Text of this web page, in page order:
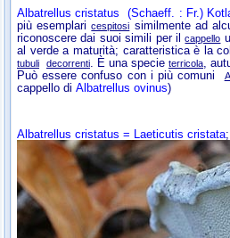
Albatrellus cristatus (Schaeff. : Fr.)
più esemplaricespitosi similmente ad
riconoscere dai suoi simili per ilcappello
al verde a maturità; caratteristica è la
tubuli
decorrenti. È una specie terricola,
Può essere confuso con i più comuni
cappello di Albatrellus ovinus)
Albatrellus cristatus = Laeticutis cristata